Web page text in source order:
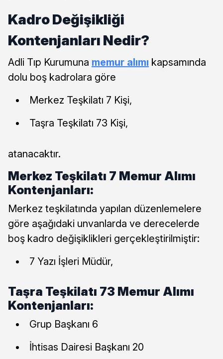
Kadro Değişikliği
Kontenjanları Nedir?
Adli Tıp Kurumuna memur alımı kapsamında
dolu boş kadrolara göre
Merkez Teşkilatı 7 Kişi,
Taşra Teşkilatı 73 Kişi,
atanacaktır.
Merkez Teşkilatı 7 Memur Alımı
Kontenjanları:
Merkez teşkilatında yapılan düzenlemelere
göre aşağıdaki unvanlarda ve derecelerde
boş kadro değişiklikleri gerçekleştirilmiştir:
7 Yazı İşleri Müdür,
Taşra Teşkilatı 73 Memur Alımı
Kontenjanları:
Grup Başkanı 6
İhtisas Dairesi Başkanı 20